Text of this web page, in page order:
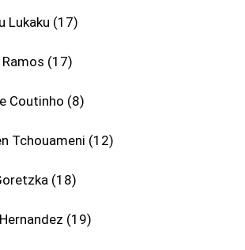
Lukaku 17
17
Coutinho 8
Tchouameni 12
18
19